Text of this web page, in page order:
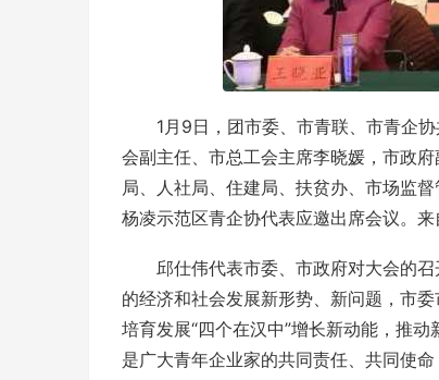
1月9日，团市委、市青联、市青企
会副主任、市总工会主席李晓媛，市政
局、人社局、住建局、扶贫办、市场监
杨凌示范区青企协代表应邀出席会议。
邱仕伟代表市委、市政府对大会的
的经济和社会发展新形势、新问题，市
培育发展“四个在汉中”增长新动能，推
是广大青年企业家的共同责任、共同使